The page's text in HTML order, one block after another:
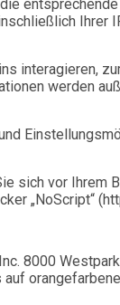
Ihrer
interagieren,
werden
sich vor Ihrem
„NoScript“
8000